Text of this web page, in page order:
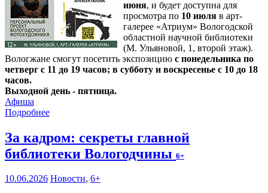
июня, и будет доступна для
просмотра по 10 июля в арт-
галерее «Атриум» Вологодской
областной научной библиотеки
(М. Ульяновой, 1, второй этаж).
Вологжане смогут посетить экспозицию с понедельника по
четверг с 11 до 19 часов; в субботу и воскресенье с 10 до 18
часов.
Выходной день - пятница.
Афиша
Подробнее
За кадром: секреты главной
библиотеки Вологодчины 6+
10.06.2026 Новости, 6+